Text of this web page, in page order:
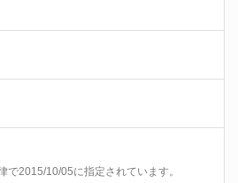
2015/10/05に指定されています。